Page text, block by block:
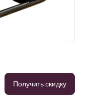
Получить скидку